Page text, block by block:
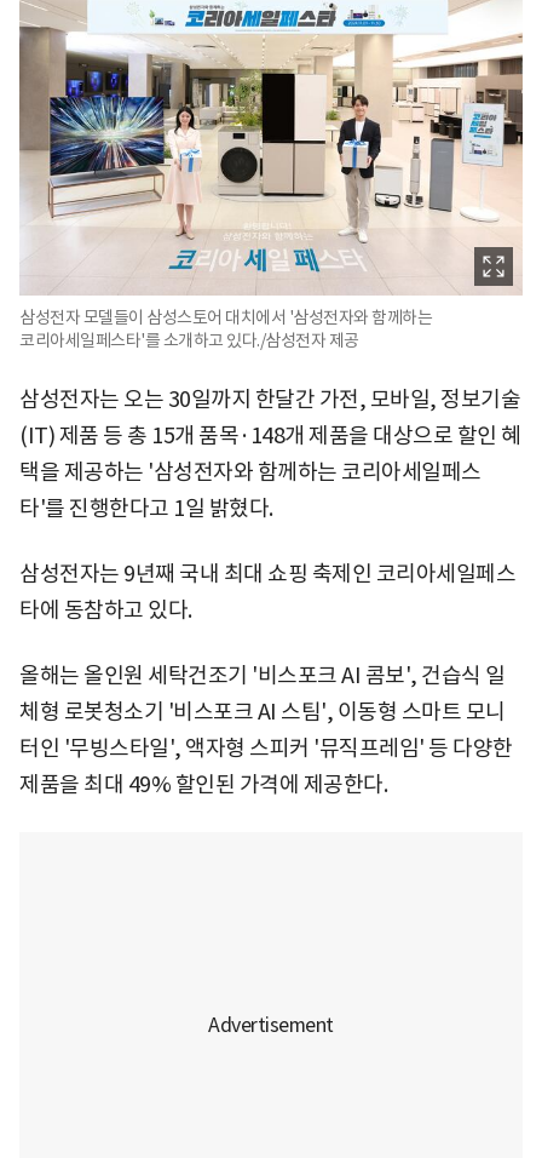
삼성전자 모델들이 삼성스토어 대치에서 '삼성전자와 함께하는
코리아세일페스타'를 소개하고 있다./삼성전자 제공
삼성전자는 오는 30일까지 한달간 가전, 모바일, 정보기술
(IT) 제품 등 총 15개 품목·148개 제품을 대상으로 할인 혜
택을 제공하는 '삼성전자와 함께하는 코리아세일페스
타'를 진행한다고 1일 밝혔다.
삼성전자는 9년째 국내 최대 쇼핑 축제인 코리아세일페스
타에 동참하고 있다.
올해는 올인원 세탁건조기 '비스포크 AI 콤보', 건습식 일
체형 로봇청소기 '비스포크 AI 스팀', 이동형 스마트 모니
터인 '무빙스타일', 액자형 스피커 '뮤직프레임' 등 다양한
제품을 최대 49% 할인된 가격에 제공한다.